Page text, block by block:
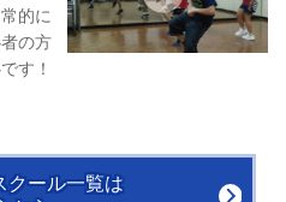
的に
の方
す！
クール一覧は